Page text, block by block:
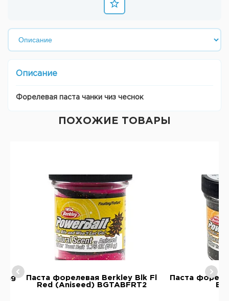
Описание
Форелевая паста чанки чиз чеснок
ПОХОЖИЕ ТОВАРЫ
Паста форелевая Berkley Blk Fl
Red (Aniseed) BGTABFRT2
Паста